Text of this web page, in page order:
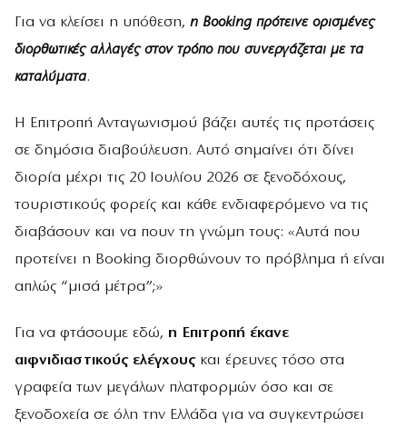
Για να κλείσει η υπόθεση, η Booking πρότεινε ορισμένες
διορθωτικές αλλαγές στον τρόπο που συνεργάζεται με τα
καταλύματα.
Η Επιτροπή Ανταγωνισμού βάζει αυτές τις προτάσεις
σε δημόσια διαβούλευση. Αυτό σημαίνει ότι δίνει
διορία μέχρι τις 20 Ιουλίου 2026 σε ξενοδόχους,
τουριστικούς φορείς και κάθε ενδιαφερόμενο να τις
διαβάσουν και να πουν τη γνώμη τους: «Αυτά που
προτείνει η Booking διορθώνουν το πρόβλημα ή είναι
απλώς “μισά μέτρα”;»
Για να φτάσουμε εδώ, η Επιτροπή έκανε
αιφνιδιαστικούς ελέγχουςκαι έρευνες τόσο στα
γραφεία των μεγάλων πλατφορμών όσο και σε
ξενοδοχεία σε όλη την Ελλάδα για να συγκεντρώσει